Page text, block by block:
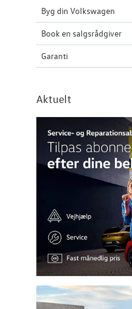
Byg din Volkswagen
Book en salgsrådgiver
Garanti
Aktuelt